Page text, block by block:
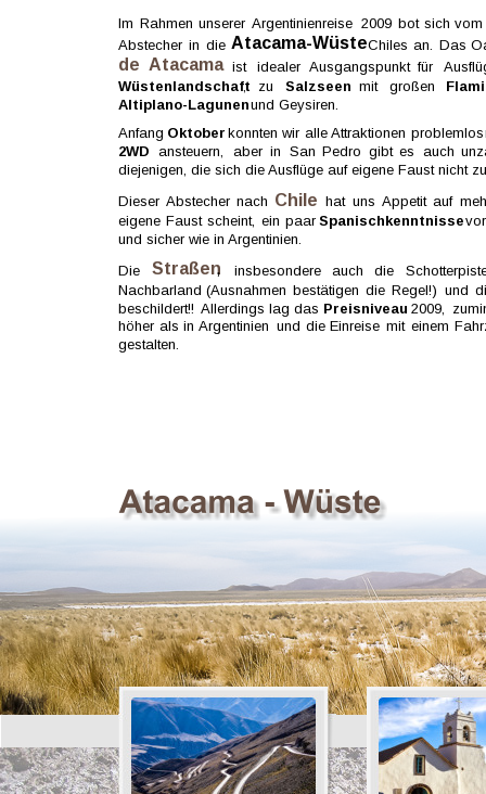
Im Rahmen unserer Argentinienreise 2009 bot sich
Abstecher in die Atacama-WüsteChiles an. Das
de Atacama ist idealer Ausgangspunkt für
Wüstenlandschaft, zu Salzseen mit großen
Altiplano-Lagunen und Geysiren.
Anfang Oktober konnten wir alle Attraktionen
2WD ansteuern, aber in San Pedro gibt es auch
diejenigen, die sich die Ausflüge auf eigene Faust nicht
Dieser Abstecher nach Chile hat uns Appetit auf
eigene Faust scheint, ein paar Spanischkenntnisse
und sicher wie in Argentinien.
Die Straßen, insbesondere auch die
Nachbarland (Ausnahmen bestätigen die Regel!) und
beschildert!! Allerdings lag das Preisniveau 2009,
höher als in Argentinien und die Einreise mit einem
gestalten.